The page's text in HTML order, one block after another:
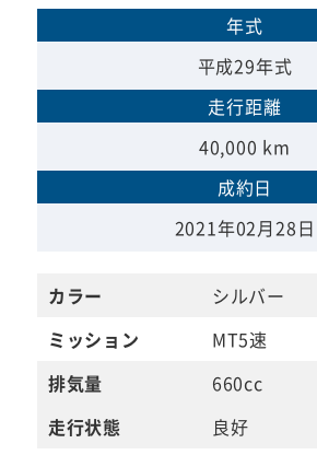
年式
平成29年式
走行距離
40,000 km
成約日
2021年02月28日
カラー
シルバー
ミッション
MT5速
排気量
660cc
走行状態
良好